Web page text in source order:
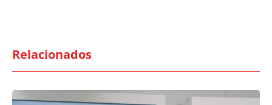
Relacionados